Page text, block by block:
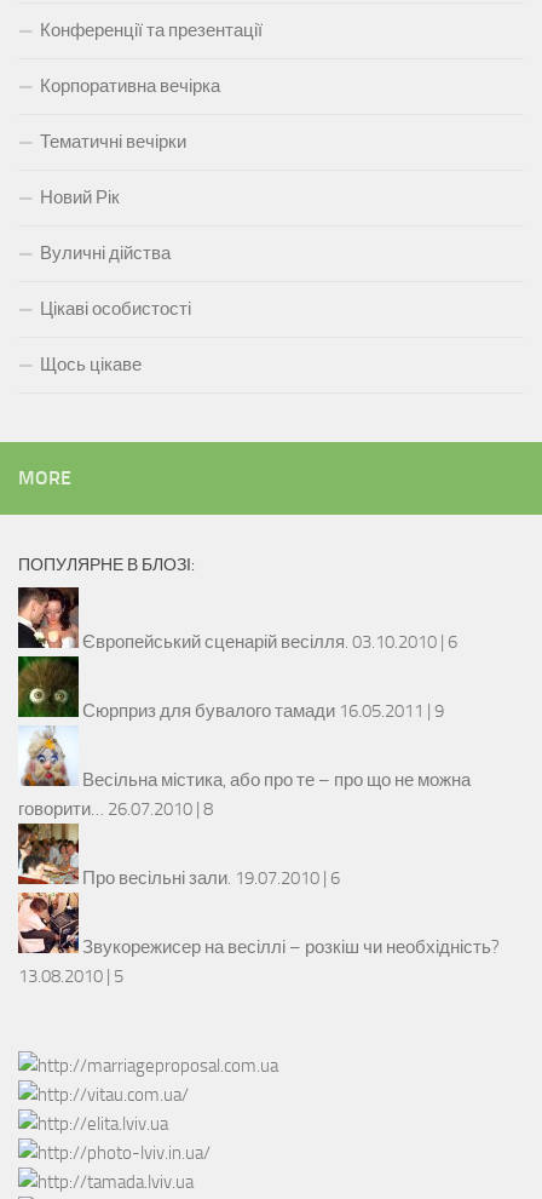
Конференції та презентації
Корпоративна вечірка
Тематичні вечірки
Новий Рік
Вуличні дійства
Цікаві особистості
Щось цікаве
MORE
ПОПУЛЯРНЕ В БЛОЗІ:
Європейський сценарій весілля. 03.10.2010 | 6
Сюрприз для бувалого тамади 16.05.2011 | 9
Весільна містика, або про те – про що не можна
говорити… 26.07.2010 | 8
Про весільні зали. 19.07.2010 | 6
Звукорежисер на весіллі – розкіш чи необхідність?
13.08.2010 | 5